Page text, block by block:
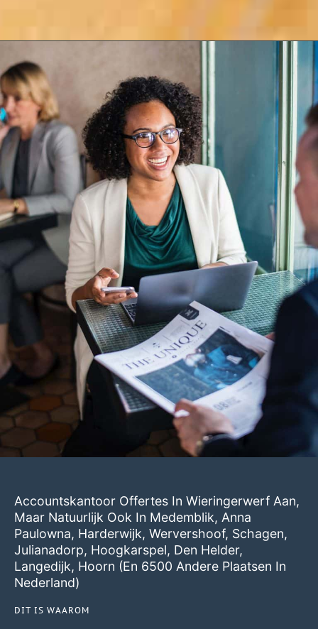
Accountskantoor Offertes In Wieringerwerf Aan,
Maar Natuurlijk Ook In Medemblik, Anna
Paulowna, Harderwijk, Wervershoof, Schagen,
Julianadorp, Hoogkarspel, Den Helder,
Langedijk, Hoorn (en 6500 Andere Plaatsen In
Nederland)
DIT IS WAAROM